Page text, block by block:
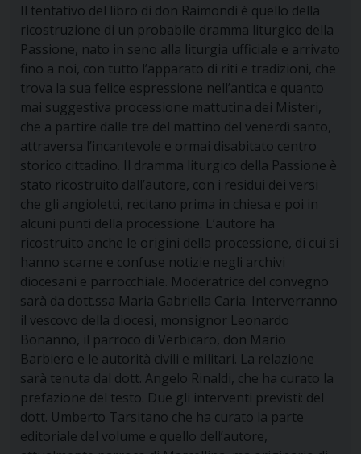
Il tentativo del libro di don Raimondi è quello della
ricostruzione di un probabile dramma liturgico della
Passione, nato in seno alla liturgia ufficiale e arrivato
fino a noi, con tutto l’apparato di riti e tradizioni, che
trova la sua felice espressione nell’antica e quanto
mai suggestiva processione mattutina dei Misteri,
che a partire dalle tre del mattino del venerdì santo,
attraversa l’incantevole e ormai disabitato centro
storico cittadino. Il dramma liturgico della Passione è
stato ricostruito dall’autore, con i residui dei versi
che gli angioletti, recitano prima in chiesa e poi in
alcuni punti della processione. L’autore ha
ricostruito anche le origini della processione, di cui si
hanno scarne e confuse notizie negli archivi
diocesani e parrocchiale. Moderatrice del convegno
sarà da dott.ssa Maria Gabriella Caria. Interverranno
il vescovo della diocesi, monsignor Leonardo
Bonanno, il parroco di Verbicaro, don Mario
Barbiero e le autorità civili e militari. La relazione
sarà tenuta dal dott. Angelo Rinaldi, che ha curato la
prefazione del testo. Due gli interventi previsti: del
dott. Umberto Tarsitano che ha curato la parte
editoriale del volume e quello dell’autore,